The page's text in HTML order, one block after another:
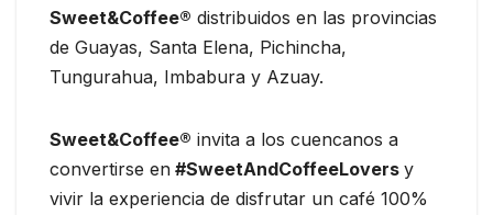
Sweet&Coffee® distribuidos en las provincias
de Guayas, Santa Elena, Pichincha,
Tungurahua, Imbabura y Azuay.
Sweet&Coffee® invita a los cuencanos a
convertirse en #SweetAndCoffeeLovers y
vivir la experiencia de disfrutar un café 100%